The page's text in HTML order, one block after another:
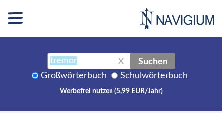
X Suchen
Großwörterbuch Schulwörterbuch
Werbefrei nutzen (5,99 EUR/Jahr)